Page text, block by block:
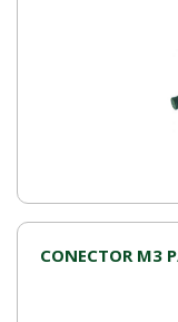
CONECTOR M3